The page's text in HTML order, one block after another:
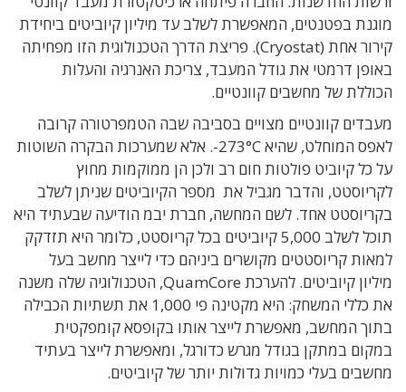
מוגנת בפטנטים, המאפשרת לשלב עד מיליון קיוביטים ביחידת
קירור אחת (Cryostat). פריצת הדרך הטכנולוגית הזו מפחיתה
באופן דרמטי את גודל המעבד, צריכת האנרגיה והעלות
הכוללת של מחשבים קוונטיים.
מעבדים קוונטיים מצויים בסביבה שבה הטמפרטורה קרובה
לאפס המוחלט, שהיא 273°C-. אלא שמערכות הבקרה השוטות
על כל קיוביט פולטות חום רב ולכן הן ממוקמות מחוץ
לקריוסטט, והדבר מגביל את מספר הקיוביטים שניתן לשלב
בקריוסטט אחד. לשם המחשה, חברת יבמ הודיעה שבעתיד היא
תוכל לשלב
5,000 קיוביטים בכל קריוסטט, כלומר היא תזדקק
למאות קריוסטטים מקושרים ביניהם כדי לייצר מחשב בעל
מיליון קיוביטים. להערכת QuamCore, הטכנולוגיה שלה משנה
את כללי המשחק: היא מקטינה פי 1,000 את תשתיות הכבילה
בתוך המחשב, מאפשרת לייצר אותו בקופסא קומפקטית
במקום במתקן בגודל מגרש כדורגל, ומאפשרת לייצר בעתיד
מחשבים בעלי כמויות גדולות יותר של קיוביטים.